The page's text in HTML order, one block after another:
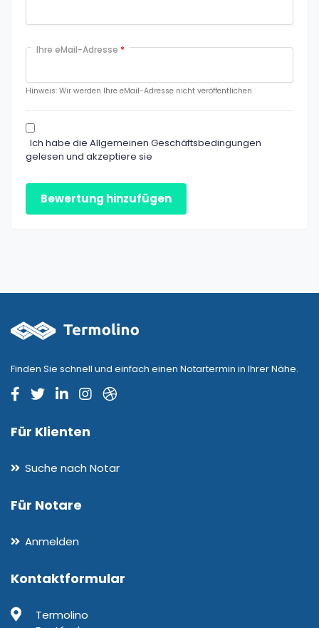
Ihre eMail-Adresse *
Hinweis: Wir werden Ihre eMail-Adresse nicht veröffentlichen
Ich habe die Allgemeinen Geschäftsbedingungen
gelesen und akzeptiere sie
Bewertung hinzufügen
Finden Sie schnell und einfach einen Notartermin in Ihrer Nähe.
Für Klienten
Suche nach Notar
Für Notare
Anmelden
Kontaktformular
Termolino